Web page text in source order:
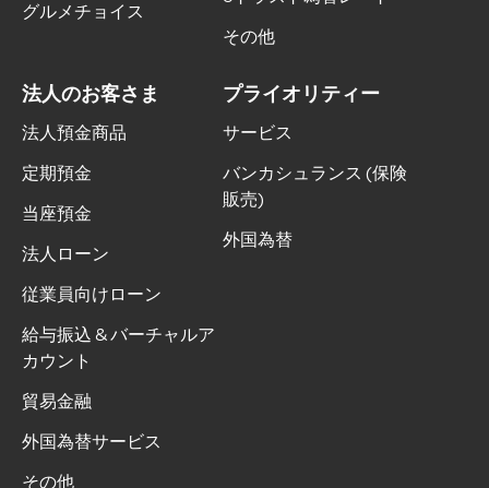
グルメチョイス
その他
法人のお客さま
法人預金商品
定期預金
当座預金
法人ローン
従業員向けローン
給与振込 & バーチャルア
カウント
貿易金融
外国為替サービス
その他
プライオリティー
サービス
バンカシュランス (保険
販売)
外国為替